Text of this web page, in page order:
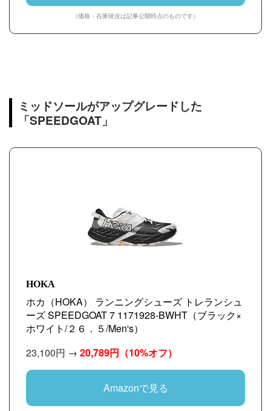
（価格・在庫状況は記事公開時点のものです）
ミッドソールがアップグレードした
「SPEEDGOAT」
HOKA
ホカ（HOKA） ランニングシューズ トレランシュ
ーズ SPEEDGOAT 7 1171928-BWHT（ブラック×
ホワイト/２６．５/Men's）
23,100円 → 20,789円 （10%オフ）
Amazonで見る